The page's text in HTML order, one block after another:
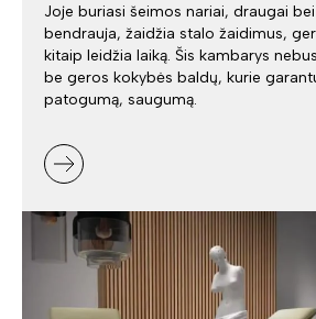
Joje buriasi šeimos nariai, draugai
bendrauja, žaidžia stalo žaidimus,
kitaip leidžia laiką. Šis kambarys
be geros kokybės baldų, kurie
patogumą, saugumą.